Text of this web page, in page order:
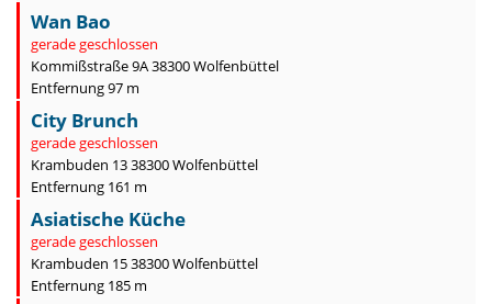
Wan Bao
gerade geschlossen
Kommißstraße 9A 38300 Wolfenbüttel
Entfernung 97 m
City Brunch
gerade geschlossen
Krambuden 13 38300 Wolfenbüttel
Entfernung 161 m
Asiatische Küche
gerade geschlossen
Krambuden 15 38300 Wolfenbüttel
Entfernung 185 m